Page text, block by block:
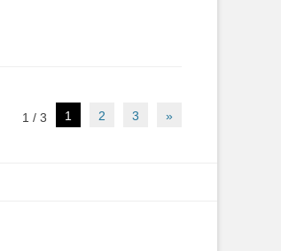
1 / 3 1 2 3 »